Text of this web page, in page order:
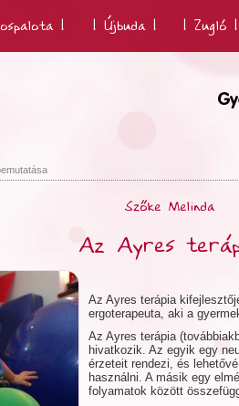
| | Újbuda | | Zugló |
Szőke Melinda
Az Ayres
Az Ayres terápia
ergoterapeuta, aki a
Az Ayres terápia
hivatkozik. Az egyik egy
érzeteit rendezi, és
használni. A másik egy
folyamatok között